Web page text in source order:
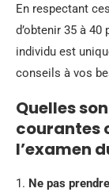
En respectant
d’obtenir 35 à
individu est
conseils à vos
Quelles
courantes
l’examen
1. Ne pas